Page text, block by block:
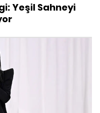
Yeşil Sahneyi